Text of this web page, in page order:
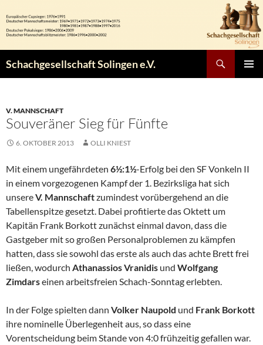
Inhalt
springen
Schachgesellschaft Solingen e.V.
V. MANNSCHAFT
Souveräner Sieg für Fünfte
6. OKTOBER 2013 OLLI KNIEST
Mit einem ungefährdeten 6½:1½-Erfolg bei den SF Vonkeln II
in einem vorgezogenen Kampf der 1. Bezirksliga hat sich
unsereV. Mannschaftzumindest vorübergehend an die
Tabellenspitze gesetzt. Dabei profitierte das Oktett um
Kapitän Frank Borkott zunächst einmal davon, dass die
Gastgeber mit so großen Personalproblemen zu kämpfen
hatten, dass sie sowohl das erste als auch das achte Brett frei
ließen, wodurch Athanassios Vranidis und Wolfgang
Zimdarseinen arbeitsfreien Schach-Sonntag erlebten.
In der Folge spielten dann Volker Naupold und Frank Borkott
ihre nominelle Überlegenheit aus, so dass eine
Vorentscheidung beim Stande von 4:0 frühzeitig gefallen war.